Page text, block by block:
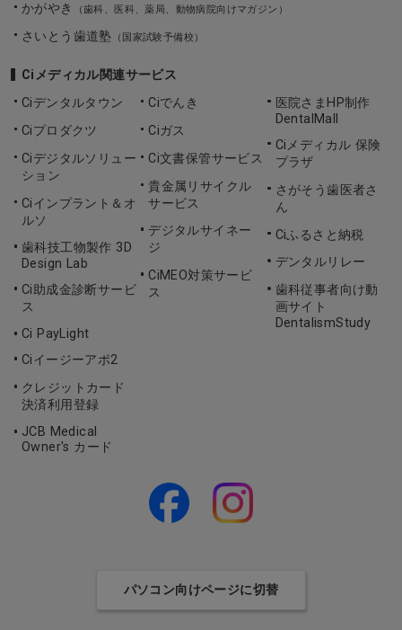
かがやき （歯科、医科、薬局、動物病院向けマガジン）
さいとう歯道塾 （国家試験予備校）
Ciメディカル関連サービス
Ciデンタルタウン
Ciプロダクツ
Ciデジタルソリュー
ション
Ciインプラント＆オ
ルソ
歯科技工物製作 3D
Design Lab
Ci助成金診断サービ
ス
Ci PayLight
Ciイージーアポ2
クレジットカード
決済利用登録
JCB Medical
Owner's カード
Ciでんき
Ciガス
Ci文書保管サービス
貴金属リサイクル
サービス
デジタルサイネー
ジ
CiMEO対策サービ
ス
医院さまHP制作
DentalMall
Ciメディカル 保険
プラザ
さがそう歯医者さ
ん
Ciふるさと納税
デンタルリレー
歯科従事者向け動
画サイト
DentalismStudy
パソコン向けページに切替